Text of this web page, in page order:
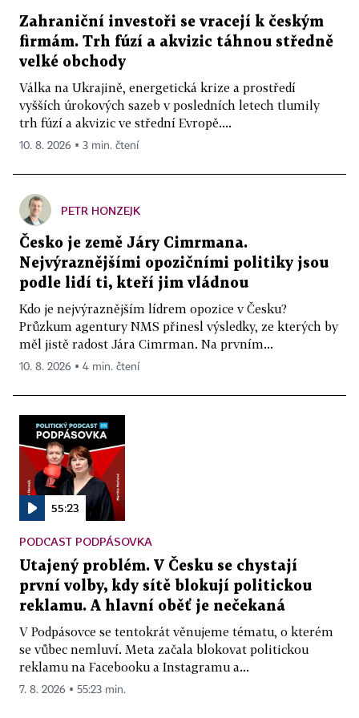
Zahraniční investoři se vracejí k českým
firmám. Trh fúzí a akvizic táhnou středně
velké obchody
Válka na Ukrajině, energetická krize a prostředí
vyšších úrokových sazeb v posledních letech tlumily
trh fúzí a akvizic ve střední Evropě....
10. 8. 2026 ▪ 3 min. čtení
PETR HONZEJK
Česko je země Járy Cimrmana.
Nejvýraznějšími opozičními politiky jsou
podle lidí ti, kteří jim vládnou
Kdo je nejvýraznějším lídrem opozice v Česku?
Průzkum agentury NMS přinesl výsledky, ze kterých by
měl jistě radost Jára Cimrman. Na prvním...
10. 8. 2026 ▪ 4 min. čtení
55:23
PODCAST PODPÁSOVKA
Utajený problém. V Česku se chystají
první volby, kdy sítě blokují politickou
reklamu. A hlavní oběť je nečekaná
V Podpásovce se tentokrát věnujeme tématu, o kterém
se vůbec nemluví. Meta začala blokovat politickou
reklamu na Facebooku a Instagramu a...
7. 8. 2026 ▪ 55:23 min.